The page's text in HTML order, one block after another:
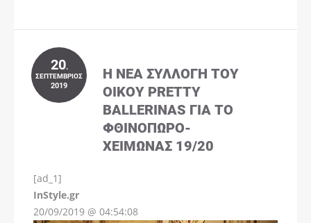
20.
ΣΕΠΤΈΜΒΡΙΟΣ
2019
Η ΝΈΑ ΣΥΛΛΟΓΉ ΤΟΥ
ΟΊΚΟΥ PRETTY
BALLERINAS ΓΙΑ ΤΟ
ΦΘΙΝΌΠΩΡΟ-
ΧΕΙΜΏΝΑΣ 19/20
[ad_1]
InStyle.gr
20/09/2019 @ 04:54:08